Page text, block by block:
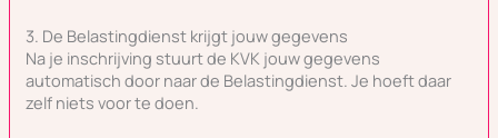
3. De Belastingdienst krijgt jouw gegevens
Na je inschrijving stuurt de KVK jouw gegevens
automatisch door naar de Belastingdienst. Je hoeft daar
zelf niets voor te doen.